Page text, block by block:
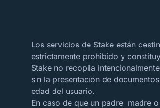
Los servicios de Stake están
estrictamente prohibido y
Stake no recopila
sin la presentación de
edad del usuario.
En caso de que un padre, madre